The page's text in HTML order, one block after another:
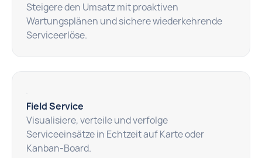
Steigere den Umsatz mit proaktiven
Wartungsplänen und sichere wiederkehrende
Serviceerlöse.
Field Service
Visualisiere, verteile und verfolge
Serviceeinsätze in Echtzeit auf Karte oder
Kanban-Board.